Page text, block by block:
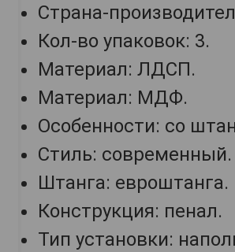
Страна-
Кол-во упаковок: 3.
Материал: ЛДСП.
Материал: МДФ.
Особенности: со
Стиль: современный.
Штанга: евроштанга.
Конструкция: пенал.
Тип установки: